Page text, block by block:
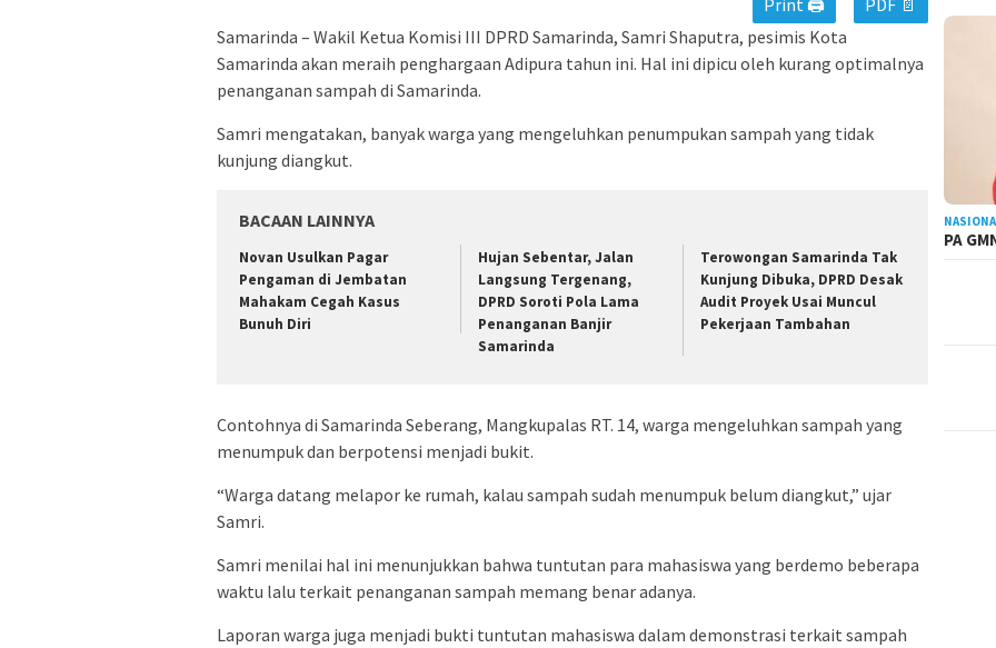
Samarinda – Wakil Ketua Komisi III DPRD Samarinda, Samri Shaputra, pesimis Kota
Samarinda akan meraih penghargaan Adipura tahun ini. Hal ini dipicu oleh kurang optimalnya
penanganan sampah di Samarinda.
Samri mengatakan, banyak warga yang mengeluhkan penumpukan sampah yang tidak
kunjung diangkut.
BACAAN LAINNYA
Novan Usulkan Pagar
Pengaman di Jembatan
Mahakam Cegah Kasus
Bunuh Diri
Hujan Sebentar, Jalan
Langsung Tergenang,
DPRD Soroti Pola Lama
Penanganan Banjir
Samarinda
Terowongan Samarinda Tak
Kunjung Dibuka, DPRD Desak
Audit Proyek Usai Muncul
Pekerjaan Tambahan
Contohnya di Samarinda Seberang, Mangkupalas RT. 14, warga mengeluhkan sampah yang
menumpuk dan berpotensi menjadi bukit.
“Warga datang melapor ke rumah, kalau sampah sudah menumpuk belum diangkut,” ujar
Samri.
Samri menilai hal ini menunjukkan bahwa tuntutan para mahasiswa yang berdemo beberapa
waktu lalu terkait penanganan sampah memang benar adanya.
Laporan warga juga menjadi bukti tuntutan mahasiswa dalam demonstrasi terkait sampah
PA